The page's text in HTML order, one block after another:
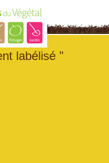
labélisé "